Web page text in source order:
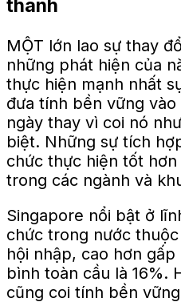
thành
MỘT lớn lao sự thay
những phát hiện của
thực hiện mạnh nhất
đưa tính bền vững
ngày thay vì coi nó
biệt. Những sự tích
chức thực hiện tốt hơn
trong các ngành và
Singapore nổi bật ở
chức trong nước
hội nhập, cao hơn
bình toàn cầu là 16%.
cũng coi tính bền